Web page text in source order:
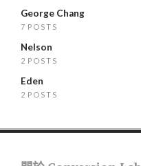
George Chang
7 POSTS
Nelson
2 POSTS
Eden
2 POSTS